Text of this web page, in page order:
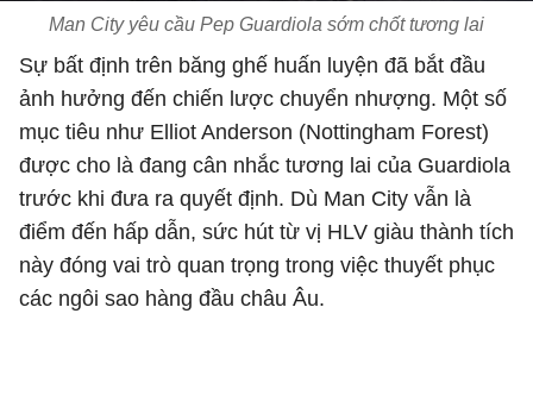
Man City yêu cầu Pep Guardiola sớm chốt tương lai
Sự bất định trên băng ghế huấn luyện đã bắt đầu
ảnh hưởng đến chiến lược chuyển nhượng. Một số
mục tiêu như Elliot Anderson (Nottingham Forest)
được cho là đang cân nhắc tương lai của Guardiola
trước khi đưa ra quyết định. Dù Man City vẫn là
điểm đến hấp dẫn, sức hút từ vị HLV giàu thành tích
này đóng vai trò quan trọng trong việc thuyết phục
các ngôi sao hàng đầu châu Âu.